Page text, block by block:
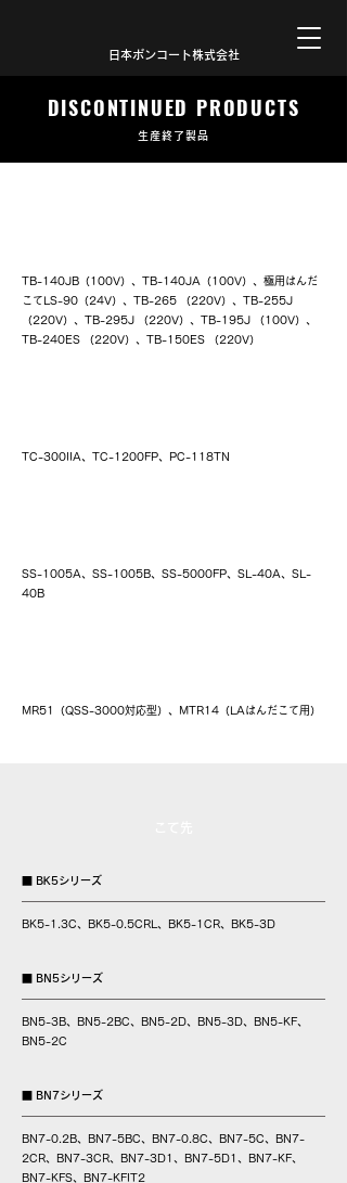
日本ボンコート株式会社
DISCONTINUED PRODUCTS
生産終了製品
TB-140JB（100V）、TB-140JA（100V）、極用はんだ
こてLS-90（24V）、TB-265 （220V）、TB-255J
（220V）、TB-295J （220V）、TB-195J （100V）、
TB-240ES （220V）、TB-150ES （220V）
TC-300IIA、TC-1200FP、PC-118TN
SS-1005A、SS-1005B、SS-5000FP、SL-40A、SL-
40B
MR51（QSS-3000対応型）、MTR14（LAはんだこて用）
■ BK5シリーズ
BK5-1.3C、BK5-0.5CRL、BK5-1CR、BK5-3D
■ BN5シリーズ
BN5-3B、BN5-2BC、BN5-2D、BN5-3D、BN5-KF、
BN5-2C
■ BN7シリーズ
BN7-0.2B、BN7-5BC、BN7-0.8C、BN7-5C、BN7-
2CR、BN7-3CR、BN7-3D1、BN7-5D1、BN7-KF、
BN7-KFS、BN7-KFIT2